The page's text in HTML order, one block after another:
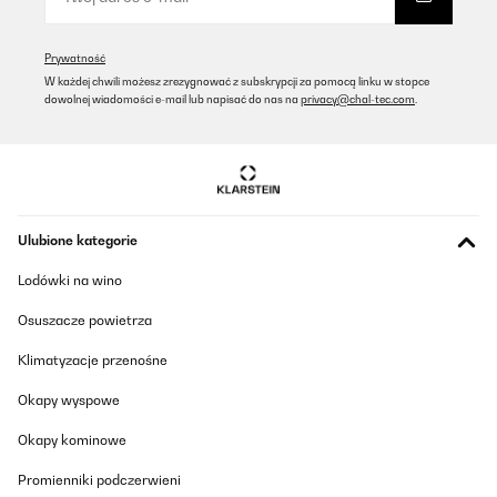
notwendigen Fernbedienung: Wenn die Batterien getauscht sind,
anschalten (1x Piepton, rote LED leuchtet). An Fernbedienung -
und + gleichzeitig drücken, diese dabei in unmittelbarer Nähe zum
Kästchen halten. Wenn nun das grüne Lämpchen zusätzlich
leuchtet und ein Doppelpiepton ertönt, hat es geklappt. Hat
weiterer kleiner Minuspunkt: die Thermostate in den
Fernbedienungen schalten zwar, aber messen die Temperatur
falsch (bei mir werden locker 5 Gead weniger angezeigt als
vermindertes Target begegnen. Dn wenn es 21 Grad werden
sollen, kann man16 als Zielwert eingeben.Aber aufgepasst: Die
Wenn 24/24 aktiv, wirds teuer) wenn die Zieltemperatur nicht
Zieltemperatur ausreichend tief angeben.
Amazon-Benutzer
Prywatność
W każdej chwili możesz zrezygnować z subskrypcji za pomocą linku w stopce
dowolnej wiadomości e-mail lub napisać do nas na privacy@chal-tec.com
Ulubione kategorie
Lodówki na wino
Osuszacze powietrza
Klimatyzacje przenośne
Okapy wyspowe
Okapy kominowe
Promienniki podczerwieni